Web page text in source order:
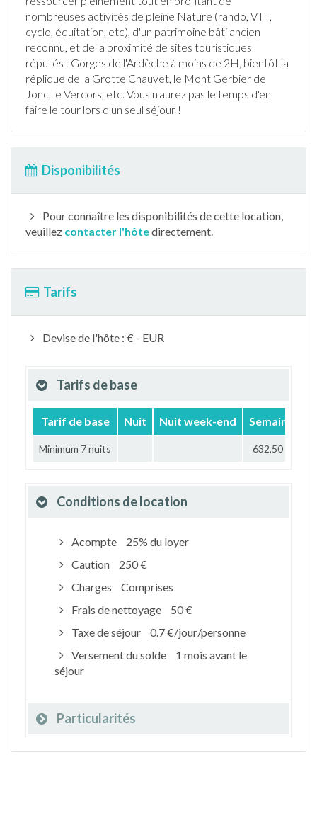
nombreuses activités de pleine Nature (rando, VTT,
cyclo, équitation, etc), d'un patrimoine bâti ancien
reconnu, et de la proximité de sites touristiques
réputés : Gorges de l'Ardèche à moins de 2H, bientôt la
réplique de la Grotte Chauvet, le Mont Gerbier de
Jonc, le Vercors, etc. Vous n'aurez pas le temps d'en
faire le tour lors d'un seul séjour !
Disponibilités
Pour connaître les disponibilités de cette location,
veuillez contacter l'hôtedirectement.
Tarifs
Devise de l'hôte : € - EUR
Tarifs de base
Tarif de base Nuit Nuit week-end Semaine
Minimum 7 nuits 632,50 €
Conditions de location
Acompte
25% du loyer
Caution
250 €
Charges
Comprises
Frais de nettoyage
50 €
Taxe de séjour
0.7 €/jour/personne
Versement du solde
1 mois avant le
séjour
Particularités